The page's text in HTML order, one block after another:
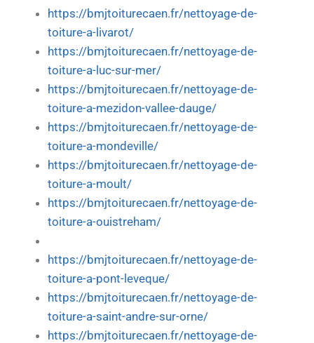
https://bmjtoiturecaen.fr/nettoyage-de-
toiture-a-livarot/
https://bmjtoiturecaen.fr/nettoyage-de-
toiture-a-luc-sur-mer/
https://bmjtoiturecaen.fr/nettoyage-de-
toiture-a-mezidon-vallee-dauge/
https://bmjtoiturecaen.fr/nettoyage-de-
toiture-a-mondeville/
https://bmjtoiturecaen.fr/nettoyage-de-
toiture-a-moult/
https://bmjtoiturecaen.fr/nettoyage-de-
toiture-a-ouistreham/
https://bmjtoiturecaen.fr/nettoyage-de-
toiture-a-pont-leveque/
https://bmjtoiturecaen.fr/nettoyage-de-
toiture-a-saint-andre-sur-orne/
https://bmjtoiturecaen.fr/nettoyage-de-